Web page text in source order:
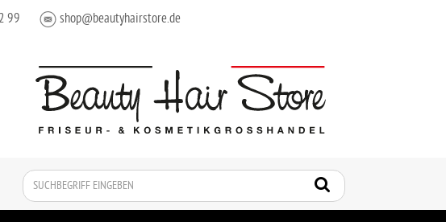
99 shop@beautyhairstore.de
Suchen